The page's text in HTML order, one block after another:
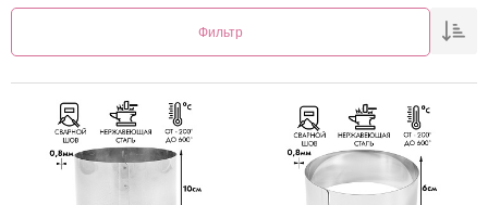
Фильтр